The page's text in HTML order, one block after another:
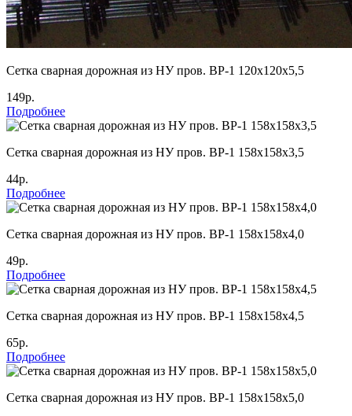
Cетка сварная дорожная из НУ пров. ВР-1 120х120х5,5
149р.
Подробнее
Cетка сварная дорожная из НУ пров. ВР-1 158х158х3,5
44р.
Подробнее
Cетка сварная дорожная из НУ пров. ВР-1 158х158х4,0
49р.
Подробнее
Cетка сварная дорожная из НУ пров. ВР-1 158х158х4,5
65р.
Подробнее
Cетка сварная дорожная из НУ пров. ВР-1 158х158х5,0